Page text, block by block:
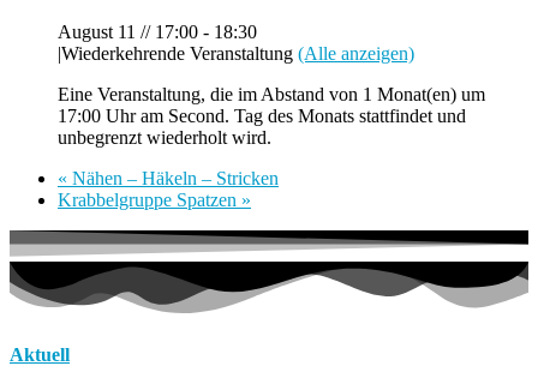
August 11 // 17:00 - 18:30
|Wiederkehrende Veranstaltung (Alle anzeigen)
Eine Veranstaltung, die im Abstand von 1 Monat(en) um
17:00 Uhr am Second. Tag des Monats stattfindet und
unbegrenzt wiederholt wird.
« Nähen – Häkeln – Stricken
Krabbelgruppe Spatzen »
Aktuell